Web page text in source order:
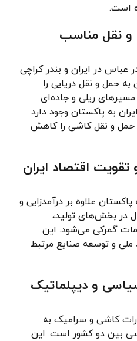
است.
نقل مناسب
عباس در ایران و بندر کراچی
حمل و نقل دریایی را
ریلی و جاده‌ای
به پاکستان وجود دارد
حمل و نقل کاشی را کاهش
تقویت اقتصاد ایران
علاوه بر درآمدزایی و
در بخش‌های تولید،
گمرکی می‌شود. این
و توسعه صنایع مرتبط
و دیپلماتیک
کاشی و سرامیک به
بین دو کشور است. این